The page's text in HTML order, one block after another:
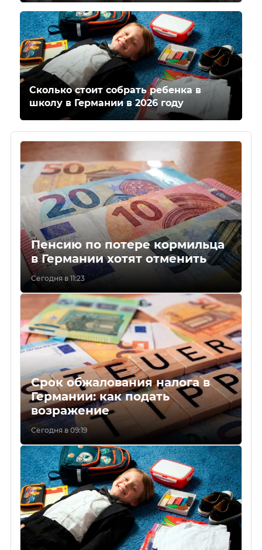
Сколько стоит собрать ребенка в
школу в Германии в 2026 году
Пенсию по потере кормильца
в Германии хотят отменить
Сегодня в 11:23
Срок обжалования налога в
Германии: как подать
возражение
Сегодня в 09:19